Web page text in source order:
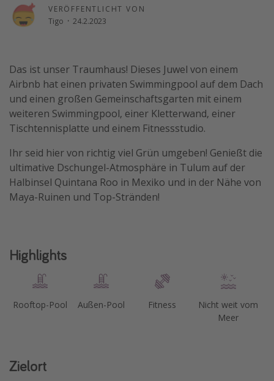
Strandurlaub
Hotels in Amsterdam
Hotels am Achensee
Weitere Themen
Reise Journal
Familienurlaub in der Türkei
Rundreisen in Thailand
Travel Know How
Silvesterreisen
Last Minute Urlaub Mallorca
Last Minute Urlaub Deutschland
VERÖFFENTLICHT VON
Tigo · 24.2.2023
Das ist unser Traumhaus! Dieses Juwel von einem
Airbnb hat einen privaten Swimmingpool auf dem Dach
und einen großen Gemeinschaftsgarten mit einem
weiteren Swimmingpool, einer Kletterwand, einer
Tischtennisplatte und einem Fitnessstudio.
Ihr seid hier von richtig viel Grün umgeben! Genießt die
ultimative Dschungel-Atmosphäre in Tulum auf der
Halbinsel Quintana Roo in Mexiko und in der Nähe von
Maya-Ruinen und Top-Stränden!
Highlights
Rooftop-Pool Außen-Pool Fitness
Nicht weit vom
Meer
Zielort